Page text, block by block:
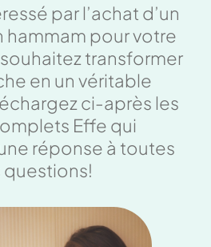
par l’achat d’un
hammam pour votre
transformer
en un véritable
ci-après les
Effe qui
réponse à toutes
questions!